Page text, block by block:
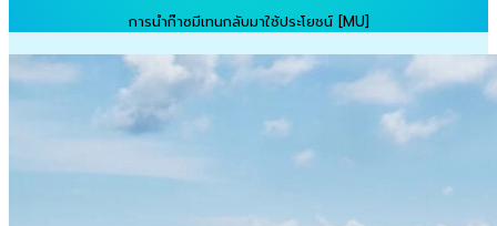
การนำก๊าซมีเทนกลับมาใช้ประโยชน์ [MU]